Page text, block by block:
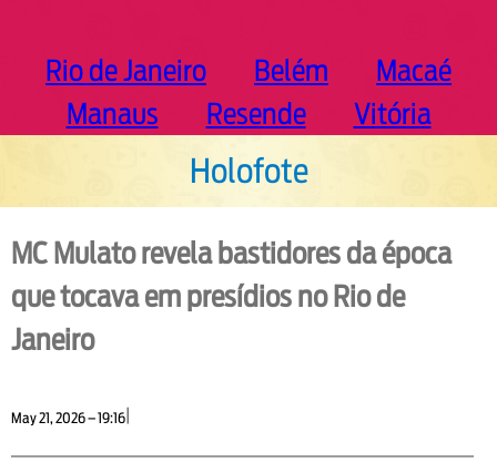
Rio de Janeiro Belém
Macaé
Manaus
Resende Vitória
Holofote
MC Mulato revela bastidores da época
que tocava em presídios no Rio de
Janeiro
May 21, 2026 – 19:16